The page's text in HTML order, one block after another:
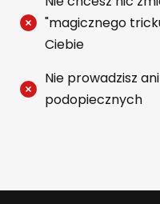
"magicznego
Ciebie
Nie prowadzisz
podopiecznych